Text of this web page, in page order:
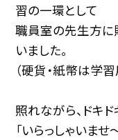
習の一環として
職員室の先生方に
いました。
（硬貨・紙幣は学
照れながら、ドキド
「いらっしゃいませ～